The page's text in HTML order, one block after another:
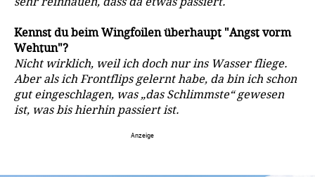
sehr reinhauen, dass da etwas passiert.
Kennst du beim Wingfoilen überhaupt "Angst vorm
Wehtun"?
Nicht wirklich, weil ich doch nur ins Wasser fliege.
Aber als ich Frontflips gelernt habe, da bin ich schon
gut eingeschlagen, was „das Schlimmste“ gewesen
ist, was bis hierhin passiert ist.